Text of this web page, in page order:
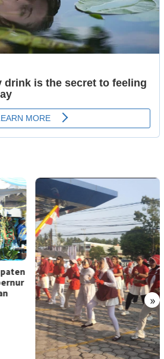
»
Kreativitas TP PKK HST di
Tangan Mama Deden Berbuah
Juara I Tingkat Kalsel